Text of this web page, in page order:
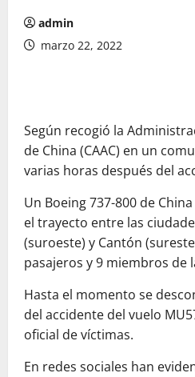
admin
marzo 22, 2022
Según recogió la
de China (CAAC) en un
varias horas después del
Un Boeing 737-800 de
el trayecto entre las
(suroeste) y Cantón
pasajeros y 9 miembros de
Hasta el momento se
del accidente del vuelo
oficial de víctimas.
En redes sociales han